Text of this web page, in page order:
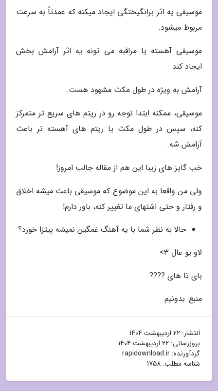
موسیقی یه اثر برانگیختگی ایجاد میکنه که عمدتاً به سرعت
مربوط میشود.
موسیقی آهسته یا مراقبه می تونه یه اثر آرامش بخش
ایجاد کند
آرامش به ویژه در طول مکث مشهود هست.
موسیقی، ممکنه ابتدا توجه رو در ریتم های سریع تر متمرکز
کنه، سپس در طول مکث یا ریتم های آهسته تر باعث
آرامش شه.
خب گایز های زیبا این هم از مقاله جالب امروز!
ولی من واقعا به این موضوع که موسیقی باعث میشه اخلاق
و رفتار و حتی اشتهای ما تغییر کنه، باور دارم!
حالا به نظر شما با یه آهنگ غمگین نمیشه پیتزا خورد؟
لاو یو عال 3>
بای تا های ????
منبع: بدونیم
انتشار: 22 اردیبهشت 1404
بروزرسانی: 22 اردیبهشت 1404
گردآورنده: rapidownload.ir
شناسه مطلب: 1758